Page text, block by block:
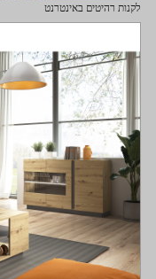
לקנות רהיטים באינטרנט